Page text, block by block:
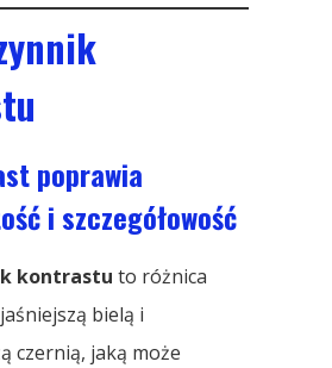
poprawia
i szczegółowość
kontrastu to różnica
bielą i
czernią, jaką może